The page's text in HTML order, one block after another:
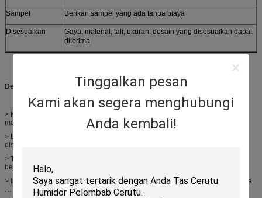
Tinggalkan pesan
Kami akan segera menghubungi
Anda kembali!
Sampel Berikan sampel yang ada tanpa biaya
Disesuaikan
Gaya, material, tali, ukuran, desain yang disesuaikan dapat
diterima
Deskripsi:
> Kami mengkhususkan diri dalam kantong plastik dengan semua jenis
material seperti LDPE, HDPE, CPE, BOPP, CPP, PET, AL, NY…
> LDPE putih yang dapat didaur ulang, ramah lingkungan (material dapat
disesuaikan: putih / bening / biru / hitam… );
> Tali serut sangat mudah dibuka dan ditutup untuk menjaga pakaian tetap
bersih;
> Ini adalah tas yang nyaman untuk binatu / hotel / rumah sakit / rumah tangga
… ;